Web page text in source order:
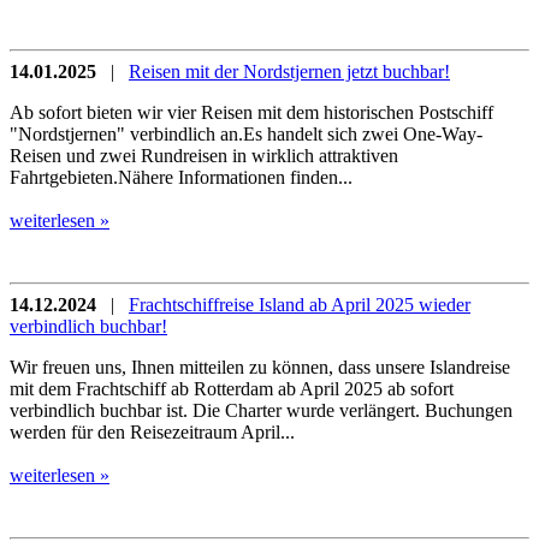
14.01.2025 | Reisen mit der Nordstjernen jetzt buchbar!
Ab sofort bieten wir vier Reisen mit dem historischen Postschiff
"Nordstjernen" verbindlich an.Es handelt sich zwei One-Way-
Reisen und zwei Rundreisen in wirklich attraktiven
Fahrtgebieten.Nähere Informationen finden...
weiterlesen »
14.12.2024 | Frachtschiffreise Island ab April 2025 wieder
verbindlich buchbar!
Wir freuen uns, Ihnen mitteilen zu können, dass unsere Islandreise
mit dem Frachtschiff ab Rotterdam ab April 2025 ab sofort
verbindlich buchbar ist. Die Charter wurde verlängert. Buchungen
werden für den Reisezeitraum April...
weiterlesen »